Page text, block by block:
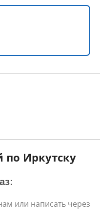
по Иркутску
или написать через